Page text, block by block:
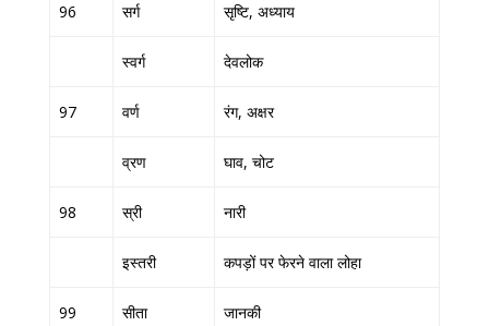
96 सर्ग सृष्टि, अध्याय
स्वर्ग देवलोक
97 वर्ण रंग, अक्षर
व्रण घाव, चोट
98 स्री नारी
इस्तरी कपड़ों पर फेरने वाला लोहा
99 सीता जानकी